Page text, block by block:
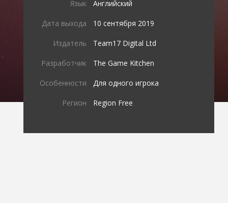
Язык Английский
Дата выхода 10 сентября 2019
Издатель Team17 Digital Ltd
Разработчик The Game Kitchen
Особенности Для одного игрока
Регион Region Free